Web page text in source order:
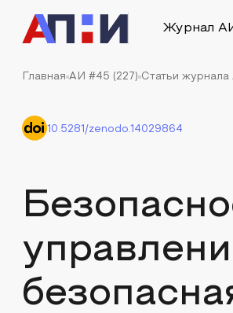
Журнал
Главная АИ #45 (227) Статьи
10.5281/zenodo.14029864